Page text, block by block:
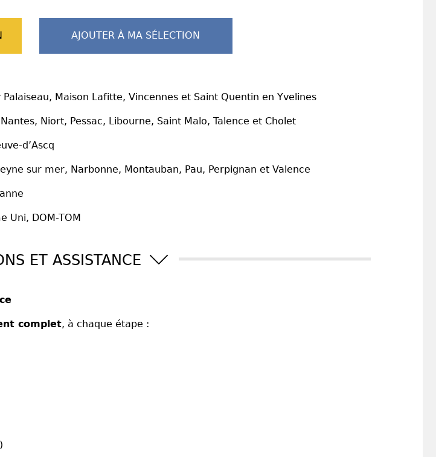
AJOUTER À MA SÉLECTION
Maison Lafitte, Vincennes et Saint Quentin en Yvelines
Niort, Pessac, Libourne, Saint Malo, Talence et Cholet
d’Ascq
sur mer, Narbonne, Montauban, Pau, Perpignan et Valence
Uni, DOM-TOM
ET ASSISTANCE
complet, à chaque étape :